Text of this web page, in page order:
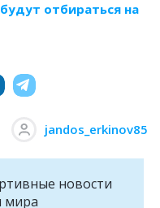
отбираться на
jandos_erkinov85
новости
мира